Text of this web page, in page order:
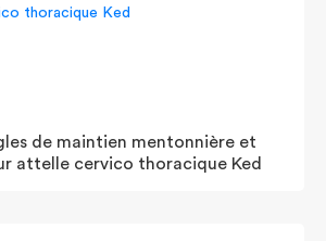
de maintien mentonnière et
attelle cervico thoracique Ked